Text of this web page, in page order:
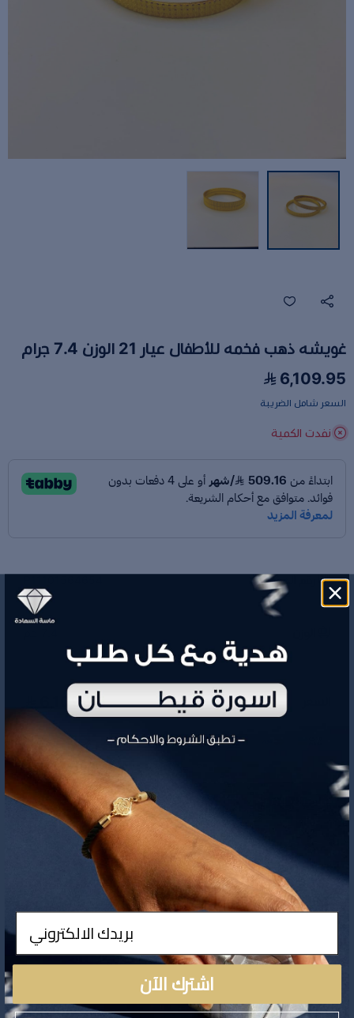
غويشه ذهب فخمه للأطفال عيار 21 الوزن 7.4 جرام
6,109.95
السعر شامل الضريبة
نفدت الكمية
رقم الموديل
6,109.95
لا توجد تفاصيل لهذا المنتج
ادخال
اشترك الآن